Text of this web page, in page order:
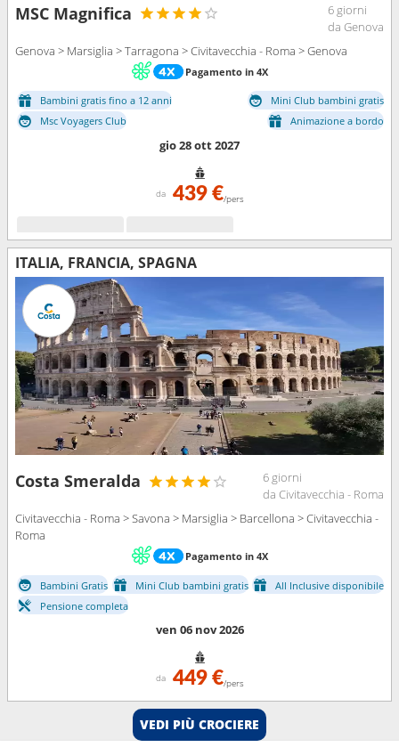
MSC Magnifica
6 giorni
da Genova
Genova > Marsiglia > Tarragona > Civitavecchia - Roma > Genova
Pagamento in 4X
Bambini gratis fino a 12 anni
Mini Club bambini gratis
Msc Voyagers Club
Animazione a bordo
gio 28 ott 2027
da 439 €/pers
ITALIA, FRANCIA, SPAGNA
Costa Smeralda
6 giorni
da Civitavecchia - Roma
Civitavecchia - Roma > Savona > Marsiglia > Barcellona > Civitavecchia -
Roma
Pagamento in 4X
Bambini Gratis Mini Club bambini gratis
All Inclusive disponibile
Pensione completa
ven 06 nov 2026
da 449 €/pers
VEDI PIÙ CROCIERE